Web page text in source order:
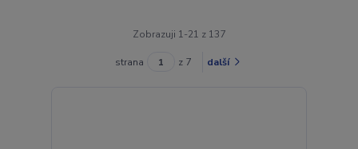
Zobrazuji 1-21 z 137
strana z 7 další